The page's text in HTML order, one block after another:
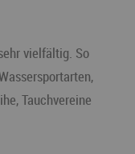
vielfältig. So
Tauchvereine